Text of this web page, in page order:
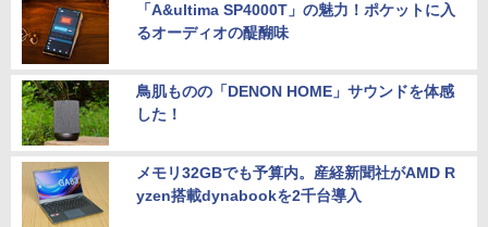
「A&ultima SP4000T」の魅力！ポケットに入
るオーディオの醍醐味
鳥肌ものの「DENON HOME」サウンドを体感
した！
メモリ32GBでも予算内。産経新聞社がAMD R
yzen搭載dynabookを2千台導入